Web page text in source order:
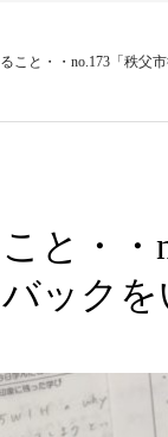
こと・・no.173「秩父
と・・
ックを